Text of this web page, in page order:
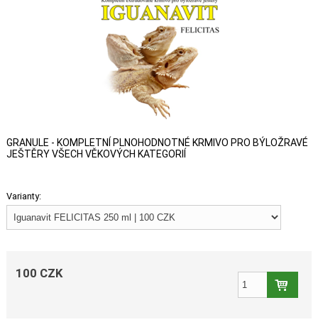
GRANULE - KOMPLETNÍ PLNOHODNOTNÉ KRMIVO PRO BÝLOŽRAVÉ
JEŠTĚRY VŠECH VĚKOVÝCH KATEGORIÍ
Varianty:
100 CZK